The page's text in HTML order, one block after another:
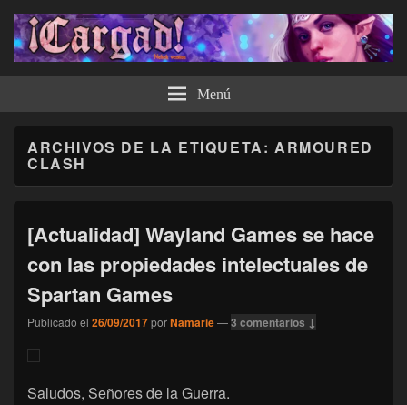
¡Cargad! Menú
ARCHIVOS DE LA ETIQUETA:ARMOURED
CLASH
[Actualidad] Wayland Games se hace
con las propiedades intelectuales de
Spartan Games
Publicado el 26/09/2017porNamarie—3 comentarios ↓
Saludos, Señores de la Guerra.